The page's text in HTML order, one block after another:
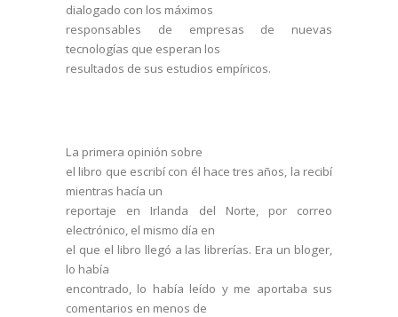
dialogado con los máximos
responsables de empresas de nuevas
tecnologías que esperan los
resultados de sus estudios empíricos.
La primera opinión sobre
el libro que escribí con él hace tres años, la recibí
mientras hacía un
reportaje en Irlanda del Norte, por correo
electrónico, el mismo día en
el que el libro llegó a las librerías. Era un bloger,
lo había
encontrado, lo había leído y me aportaba sus
comentarios en menos de